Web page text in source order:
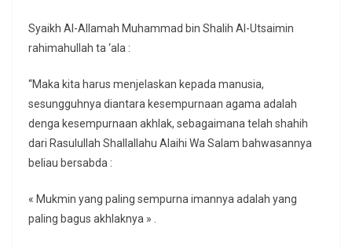
Syaikh Al-Allamah Muhammad bin Shalih Al-Utsaimin
rahimahullah ta ‘ala :
“Maka kita harus menjelaskan kepada manusia,
sesungguhnya diantara kesempurnaan agama adalah
denga kesempurnaan akhlak, sebagaimana telah shahih
dari Rasulullah Shallallahu Alaihi Wa Salam bahwasannya
beliau bersabda :
« Mukmin yang paling sempurna imannya adalah yang
paling bagus akhlaknya » .